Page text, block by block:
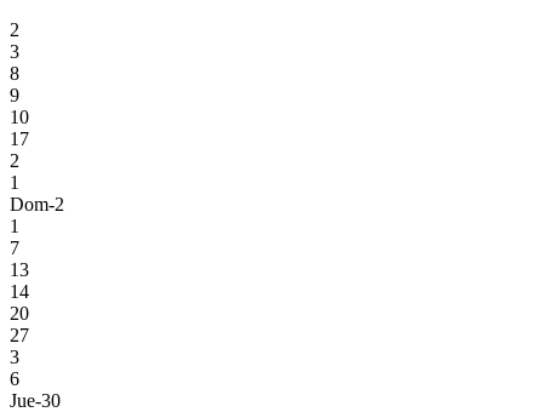
2
3
8
9
10
17
2
1
Dom-2
1
7
13
14
20
27
3
6
Jue-30